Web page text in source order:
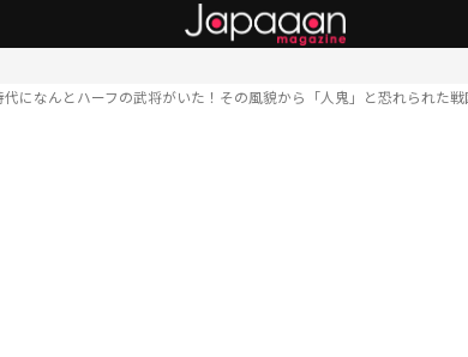
代になんとハーフの武将がいた！その風貌から「人鬼」と恐れられた